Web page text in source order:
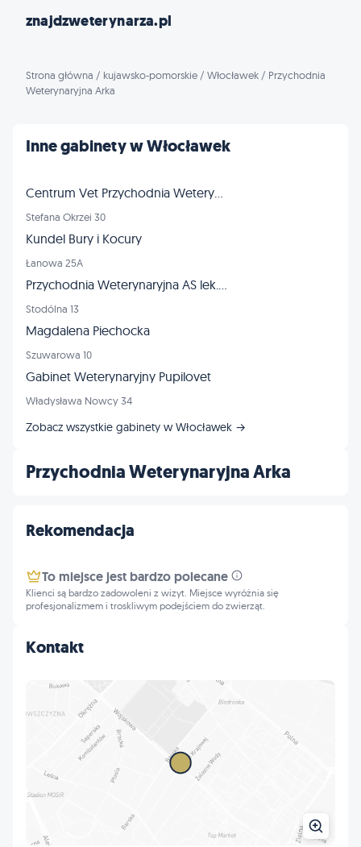
znajdzweterynarza.pl
Strona główna / kujawsko-pomorskie / Włocławek / Przychodnia
Weterynaryjna Arka
Przychodnia Weterynaryjna Arka
Kontakt
Inne gabinety w Włocławek
Centrum Vet Przychodnia Weterynaryjna
Stefana Okrzei 30
Kundel Bury i Kocury
Łanowa 25A
Przychodnia Weterynaryjna AS lek. wet. Ewa Przybyszewska-Sobczak
Stodólna 13
Magdalena Piechocka
Szuwarowa 10
Gabinet Weterynaryjny Pupilovet
Władysława Nowcy 34
Zobacz wszystkie gabinety w Włocławek →
Rekomendacja
To miejsce jest bardzo polecane
Klienci są bardzo zadowoleni z wizyt. Miejsce wyróżnia się
profesjonalizmem i troskliwym podejściem do zwierząt.